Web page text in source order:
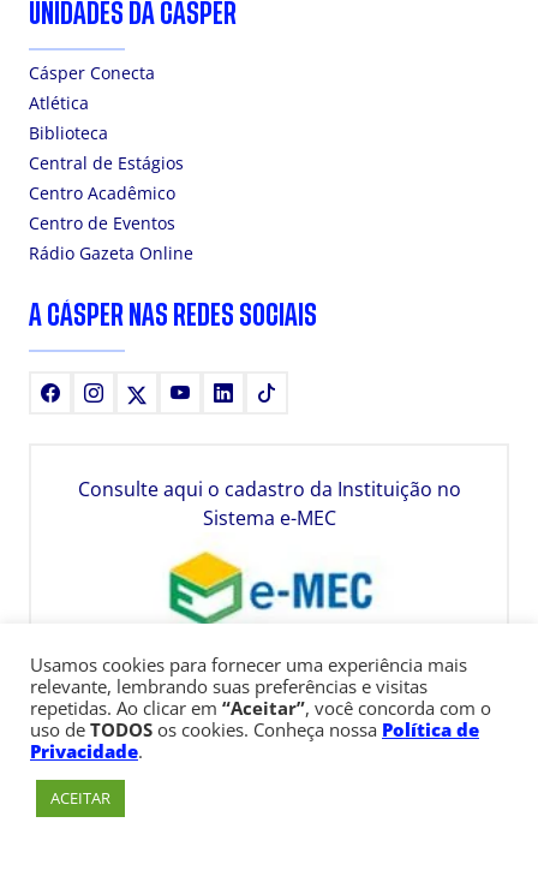
UNIDADES DA CÁSPER
Cásper Conecta
Atlética
Biblioteca
Central de Estágios
Centro Acadêmico
Centro de Eventos
Rádio Gazeta Online
A CÁSPER NAS REDES SOCIAIS
FacebookInstagram YoutubeLinkedIn
Consulte aqui o cadastro da Instituição no
Sistema e-MEC
Usamos cookies para fornecer uma experiência mais
relevante, lembrando suas preferências e visitas
repetidas. Ao clicar em “Aceitar”, você concorda com o
uso de TODOS os cookies. Conheça nossa Política de
Privacidade.
ACEITAR